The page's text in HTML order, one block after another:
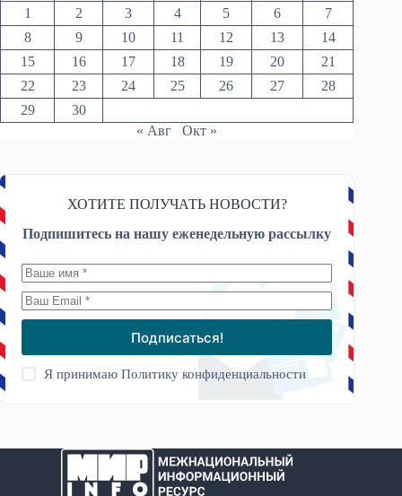
1
2 3 4 5 6
7
8
9 10 11 12 13
14
15
16 17 18 19 20
21
22
23 24 25 26 27
28
29
30
« Авг
Окт »
ХОТИТЕ ПОЛУЧАТЬ НОВОСТИ?
Подпишитесь на нашу еженедельную рассылку
Подписаться!
Я принимаюПолитику конфиденциальности